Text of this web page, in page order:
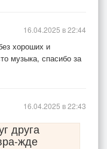
хороших и
музыка, спасибо за
16.04.2025 в 22:44
друга
жде
16.04.2025 в 22:43